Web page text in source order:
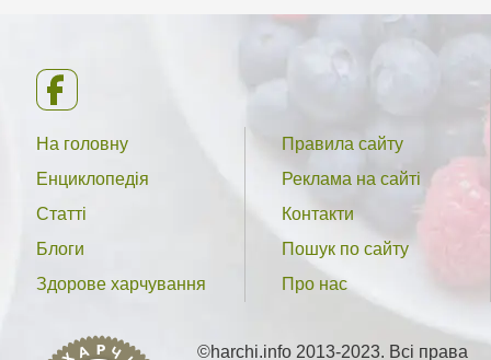
На головну
Енциклопедія
Статті
Блоги
Здорове харчування
Правила сайту
Реклама на сайті
Контакти
Пошук по сайту
Про нас
©harchi.info 2013-2023. Всі права